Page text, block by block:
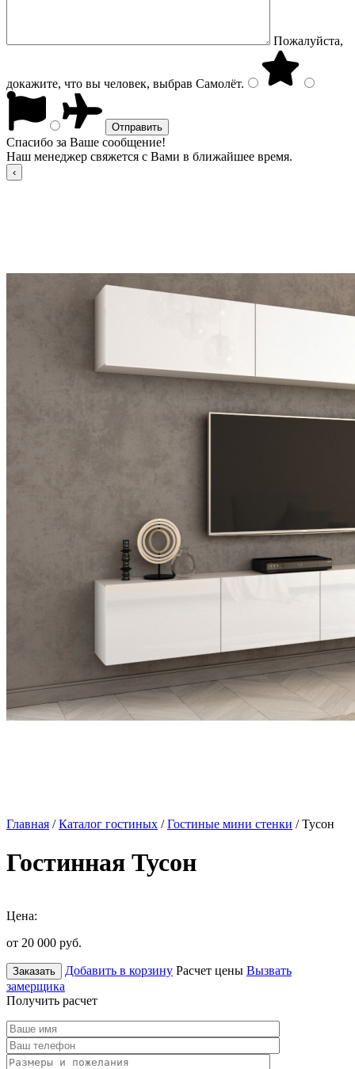
Пожалуйста,
докажите, что вы человек, выбрав Самолёт.
Спасибо за Ваше сообщение!
Наш менеджер свяжется с Вами в ближайшее время.
Главная /Каталог гостиных /Гостиные мини стенки / Тусон
Гостинная Тусон
Цена:
от 20 000 руб.
Заказать Добавить в корзину Расчет цены Вызвать
замерщика
Получить расчет